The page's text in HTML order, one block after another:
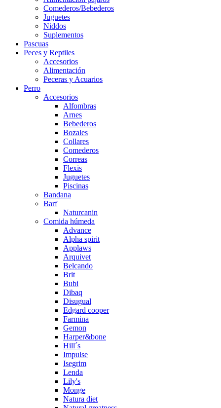
Comederos/Bebederos
Juguetes
Niddos
Suplementos
Pascuas
Peces y Reptiles
Accesorios
Alimentación
Peceras y Acuarios
Perro
Accesorios
Alfombras
Arnes
Bebederos
Bozales
Collares
Comederos
Correas
Flexis
Juguetes
Piscinas
Bandana
Barf
Naturcanin
Comida húmeda
Advance
Alpha spirit
Applaws
Arquivet
Belcando
Brit
Bubi
Dibaq
Disugual
Edgard cooper
Farmina
Gemon
Harper&bone
Hill´s
Impulse
Isegrim
Lenda
Lily's
Monge
Natura diet